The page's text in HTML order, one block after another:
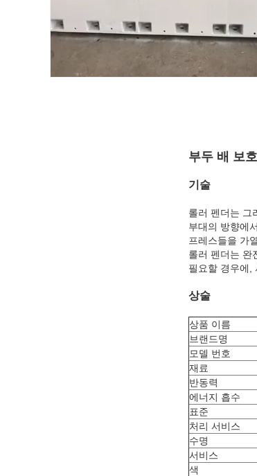
부두 배 보
기술
롤러 펜더는 그
부대의 방향에
프레스들을 가
롤러 펜더는 완
필요할 경우에,
상술
상품 이름
브랜드명
모델 번호
재료
반동력
에너지 흡수
표준
처리 서비스
수명
서비스
색